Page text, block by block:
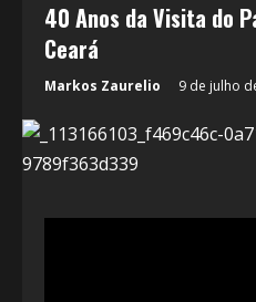
40 Anos da Visita do
Ceará
Markos Zaurelio 9 de julho